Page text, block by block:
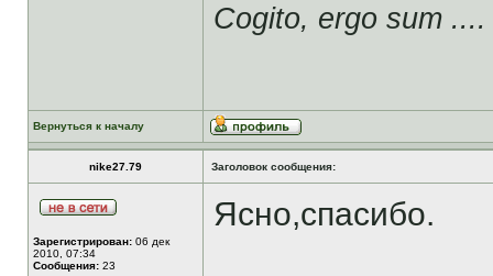
Cogito, ergo sum ....
Вернуться к началу
nike27.79 Заголовок сообщения:
Зарегистрирован: 06 дек
2010, 07:34
Сообщения: 23
Ясно,спасибо.